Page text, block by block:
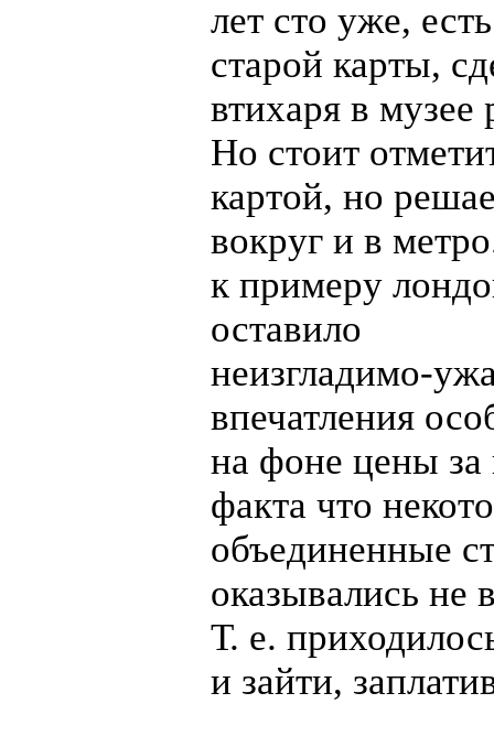
лет сто уже,
старой карты,
втихаря в музее
Но стоит
картой, но
вокруг и в
к примеру
оставило
неизгладимо-
впечатления
на фоне цены за
факта что
объединенные
оказывались не
Т. е.
и зайти,